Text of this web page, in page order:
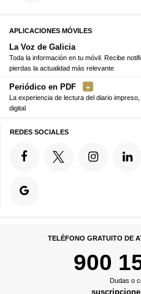
APLICACIONES MÓVILES
La Voz de Galicia
Toda la información en tu móvil. Recibe
pierdas la actualidad más relevante
Periódico en PDF
La experiencia de lectura del diario
digital
REDES SOCIALES
TELÉFONO GRATUITO DE
900
Dudas o